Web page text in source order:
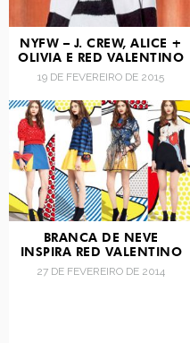
NYFW – J. CREW, ALICE +
OLIVIA E RED VALENTINO
19 DE FEVEREIRO DE 2015
BRANCA DE NEVE
INSPIRA RED VALENTINO
27 DE FEVEREIRO DE 2014